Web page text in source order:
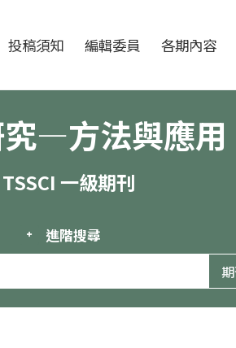
投稿須知 編輯委員 各期內容
—方法與應用
TSSCI 一級期刊
進階搜尋